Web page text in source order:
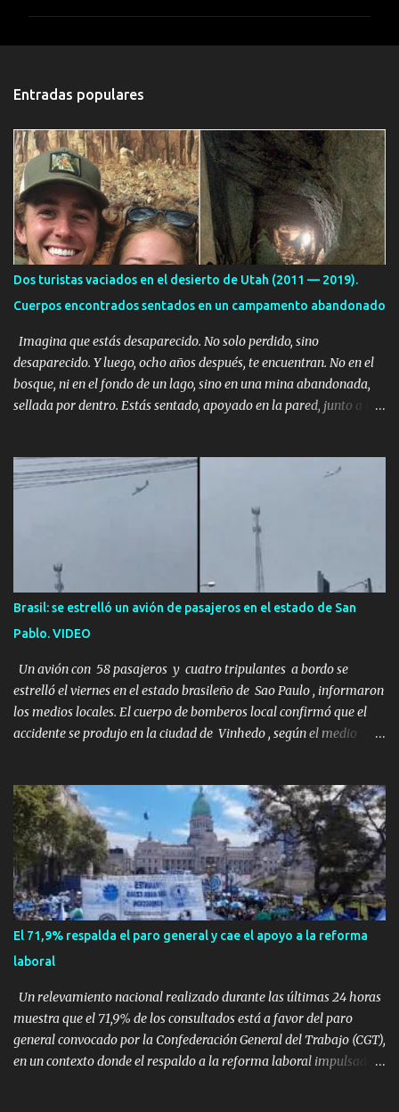
t
r
i
o
s
Entradas populares
Dos turistas vaciados en el desierto de Utah (2011 — 2019).
Cuerpos encontrados sentados en un campamento abandonado
Imagina que estás desaparecido. No solo perdido, sino
desaparecido. Y luego, ocho años después, te encuentran. No en el
bosque, ni en el fondo de un lago, sino en una mina abandonada,
sellada por dentro. Estás sentado, apoyado en la pared, junto a tu
una historia de monstruos de película. Esta es la historia real de
Sarah y Andrew. Es la historia de cómo un viaje de tres días al
desierto se convirtió en un misterio de ocho años, cuya respuesta
resultó ser más aterradora de lo que nadie podría haber
una pareja normal de Colorado. Ella tenía 26 años. Él, 28. No eran
aficionados a los deportes extremos ni expertos en supervivencia.
Eran simplemente dos personas que se amaban y querían pasar
un fin de semana lejos de la ciudad. Su plan era de lo más sencillo.
Tomar su viejo pero confiable auto, con...
Brasil: se estrelló un avión de pasajeros en el estado de San
Pablo. VIDEO
Un avión con 58 pasajeros y cuatro tripulantes a bordo se
estrelló el viernes en el estado brasileño de Sao Paulo , informaron
los medios locales. El cuerpo de bomberos local confirmó que el
accidente se produjo en la ciudad de Vinhedo , según el medio
una gran zona en llamas y humo saliendo de un aparente fuselaje
del avión. Otras imágenes de GloboNews mostraban un avión que
descendía verticalmente en espiral mientras que un usuario
compartió las llamas y la densa humareda negra que salían de la
nave, que se había estrellado a metros de su casa, entre los
árboles. Según confirmó la aerolínea, Voepass Linhas Aéreas, se
trataba de un avión turbohélice modelo ATR-72 que cubría la ruta
Cascavel - Guarulhos. Este modelo tiene capacidad para
transportar a 68 pasajeros. La primera llamad...
El 71,9% respalda el paro general y cae el apoyo a la reforma
laboral
Un relevamiento nacional realizado durante las últimas 24 horas
muestra que el 71,9% de los consultados está a favor del paro
general convocado por la Confederación General del Trabajo (CGT),
en un contexto donde el respaldo a la reforma laboral impulsada